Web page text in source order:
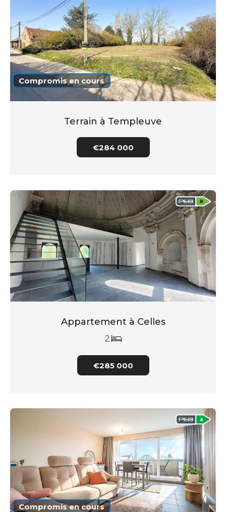
Compromis en cours
Terrain à Templeuve
€284 000
Appartement à Celles
2
€285 000
Compromis en cours